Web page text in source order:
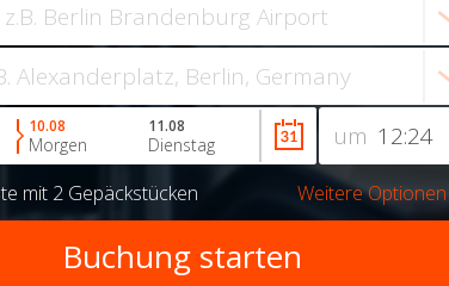
um
10.08
Morgen
11.08
Dienstag
mit 2 Gepäckstücken Weitere Optionen